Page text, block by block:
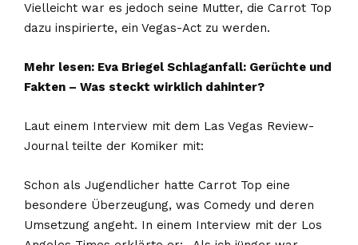
Vielleicht war es jedoch seine Mutter, die Carrot Top
dazu inspirierte, ein Vegas-Act zu werden.
Mehr lesen: Eva Briegel Schlaganfall: Gerüchte und
Fakten – Was steckt wirklich dahinter?
Laut einem Interview mit dem Las Vegas Review-
Journal teilte der Komiker mit:
Schon als Jugendlicher hatte Carrot Top eine
besondere Überzeugung, was Comedy und deren
Umsetzung angeht. In einem Interview mit der Los